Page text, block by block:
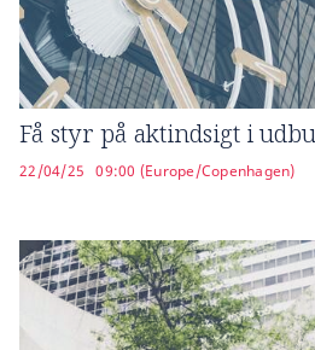
Få styr på aktindsigt i
22/04/25 09:00 (Europe/Copenhagen)